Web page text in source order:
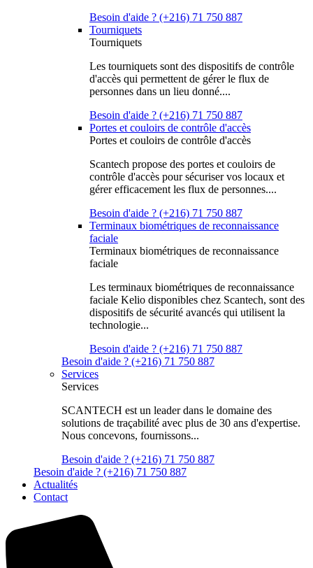
Besoin d'aide ? (+216) 71 750 887
Tourniquets
Tourniquets
Les tourniquets sont des dispositifs de contrôle
d'accès qui permettent de gérer le flux de
personnes dans un lieu donné....
Besoin d'aide ? (+216) 71 750 887
Portes et couloirs de contrôle d'accès
Portes et couloirs de contrôle d'accès
Scantech propose des portes et couloirs de
contrôle d'accès pour sécuriser vos locaux et
gérer efficacement les flux de personnes....
Besoin d'aide ? (+216) 71 750 887
Terminaux biométriques de reconnaissance
faciale
Terminaux biométriques de reconnaissance
faciale
Les terminaux biométriques de reconnaissance
faciale Kelio disponibles chez Scantech, sont des
dispositifs de sécurité avancés qui utilisent la
technologie...
Besoin d'aide ? (+216) 71 750 887
Besoin d'aide ? (+216) 71 750 887
Services
Services
SCANTECH est un leader dans le domaine des
solutions de traçabilité avec plus de 30 ans d'expertise.
Nous concevons, fournissons...
Besoin d'aide ? (+216) 71 750 887
Besoin d'aide ? (+216) 71 750 887
Actualités
Contact